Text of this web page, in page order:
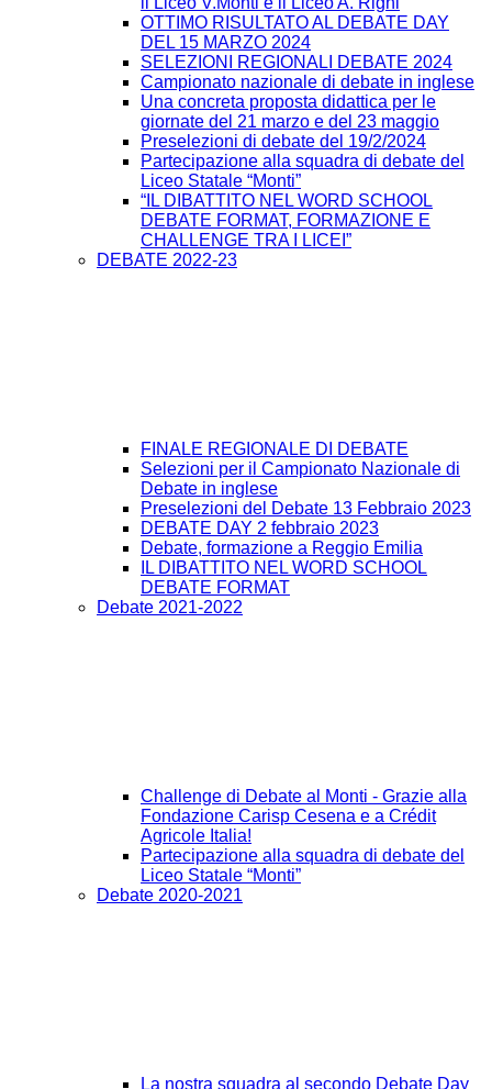
OTTIMO RISULTATO AL DEBATE DAY
DEL 15 MARZO 2024
SELEZIONI REGIONALI DEBATE 2024
Campionato nazionale di debate in inglese
Una concreta proposta didattica per le
giornate del 21 marzo e del 23 maggio
Preselezioni di debate del 19/2/2024
Partecipazione alla squadra di debate del
Liceo Statale “Monti”
“IL DIBATTITO NEL WORD SCHOOL
DEBATE FORMAT, FORMAZIONE E
CHALLENGE TRA I LICEI”
DEBATE 2022-23
FINALE REGIONALE DI DEBATE
Selezioni per il Campionato Nazionale di
Debate in inglese
Preselezioni del Debate 13 Febbraio 2023
DEBATE DAY 2 febbraio 2023
Debate, formazione a Reggio Emilia
IL DIBATTITO NEL WORD SCHOOL
DEBATE FORMAT
Debate 2021-2022
Challenge di Debate al Monti - Grazie alla
Fondazione Carisp Cesena e a Crédit
Agricole Italia!
Partecipazione alla squadra di debate del
Liceo Statale “Monti”
Debate 2020-2021
La nostra squadra al secondo Debate Day